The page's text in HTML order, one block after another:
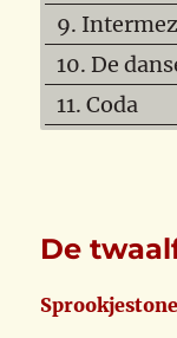
9.
10. De
11. Coda
De